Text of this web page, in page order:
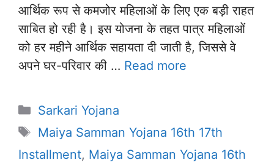
आर्थिक रूप से कमजोर महिलाओं के लिए एक बड़ी राहत
साबित हो रही है। इस योजना के तहत पात्र महिलाओं
को हर महीने आर्थिक सहायता दी जाती है, जिससे वे
अपने घर-परिवार की … Read more
Categories
Sarkari Yojana
Tags
Maiya Samman Yojana 16th 17th
Installment, Maiya Samman Yojana 16th